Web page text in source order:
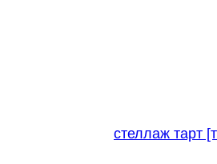
стеллаж тарт